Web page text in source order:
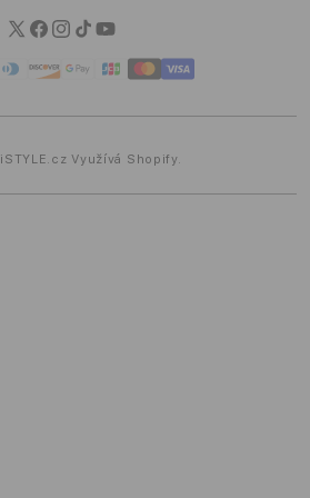
Twitter
Facebook
Instagram
TikTokYouTube
iSTYLE.cz Využívá Shopify.